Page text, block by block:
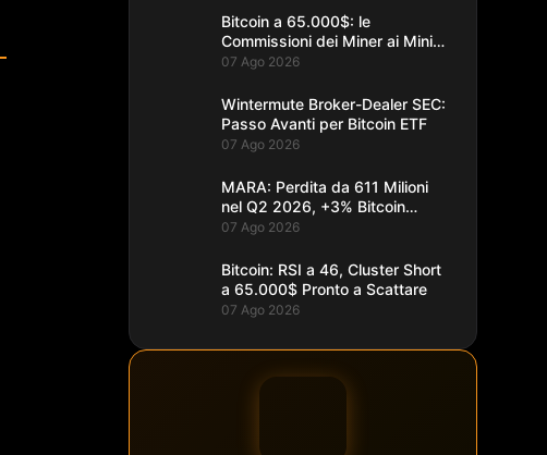
Bitcoin a 65.000$: le
Commissioni dei Miner ai Minimi
da un Decennio
07 Ago 2026
Wintermute Broker-Dealer SEC:
Passo Avanti per Bitcoin ETF
07 Ago 2026
MARA: Perdita da 611 Milioni
nel Q2 2026, +3% Bitcoin
Minati
07 Ago 2026
Bitcoin: RSI a 46, Cluster Short
a 65.000$ Pronto a Scattare
07 Ago 2026